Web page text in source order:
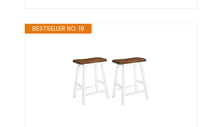
BESTSELLER NO. 19